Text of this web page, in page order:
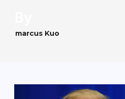
marcus Kuo